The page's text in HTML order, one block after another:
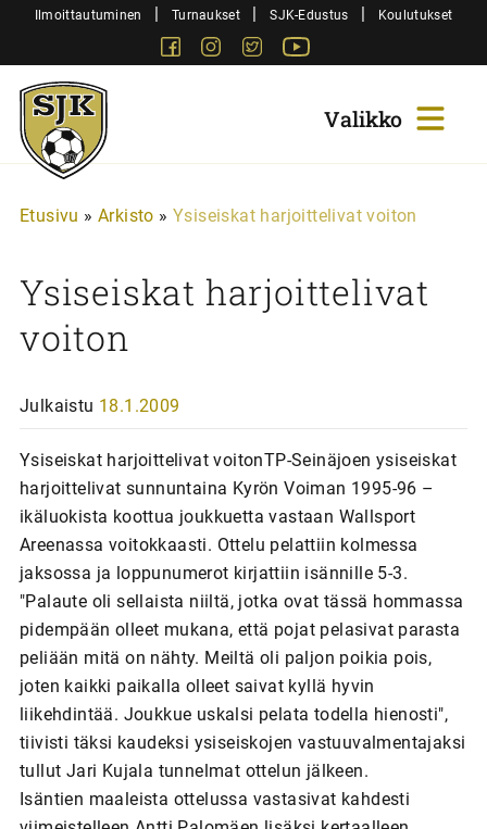
SiirryIlmoittautuminen | Turnaukset | SJK-Edustus | Koulutukset
FacebookInstagram
Twitter
Sjk-
Juniorit
Etusivu » Arkisto » Ysiseiskat harjoittelivat voiton
Ysiseiskat harjoittelivat
voiton
Julkaistu 18.1.2009
Ysiseiskat harjoittelivat voitonTP-Seinäjoen ysiseiskat
harjoittelivat sunnuntaina Kyrön Voiman 1995-96 –
ikäluokista koottua joukkuetta vastaan Wallsport
Areenassa voitokkaasti. Ottelu pelattiin kolmessa
jaksossa ja loppunumerot kirjattiin isännille 5-3.
"Palaute oli sellaista niiltä, jotka ovat tässä hommassa
pidempään olleet mukana, että pojat pelasivat parasta
peliään mitä on nähty. Meiltä oli paljon poikia pois,
joten kaikki paikalla olleet saivat kyllä hyvin
liikehdintää. Joukkue uskalsi pelata todella hienosti",
tiivisti täksi kaudeksi ysiseiskojen vastuuvalmentajaksi
tullut Jari Kujala tunnelmat ottelun jälkeen.
Isäntien maaleista ottelussa vastasivat kahdesti